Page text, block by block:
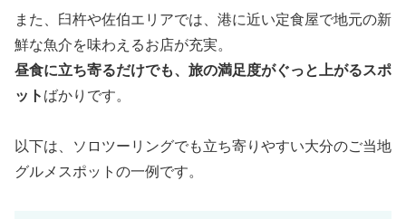
また、臼杵や佐伯エリアでは、港に近い定食屋で地元の新
鮮な魚介を味わえるお店が充実。
昼食に立ち寄るだけでも、旅の満足度がぐっと上がるスポ
ット ばかりです。
以下は、ソロツーリングでも立ち寄りやすい大分のご当地
グルメスポットの一例です。